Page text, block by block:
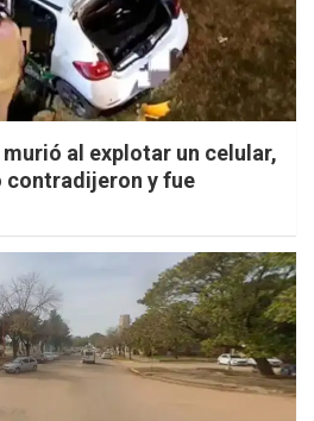
murió al explotar un celular,
contradijeron y fue